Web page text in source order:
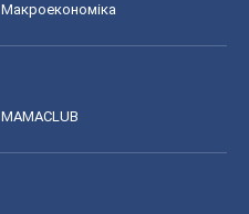
Макроекономіка
MAMACLUB